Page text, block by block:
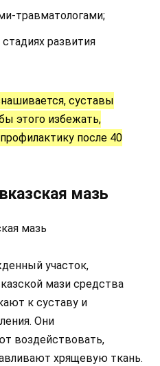
травматологами;
развития
суставы
этого избежать,
после 40
мазь
участок,
мази средства
к суставу и
Они
воздействовать,
хрящевую ткань.